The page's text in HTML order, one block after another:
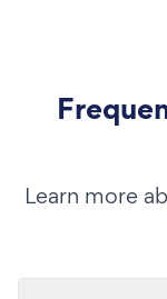
Learn more